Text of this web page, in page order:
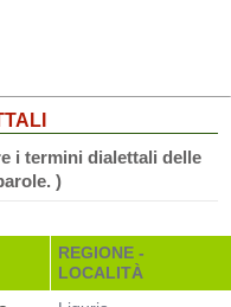
i termini dialettali delle
)
REGIONE -
LOCALITÀ